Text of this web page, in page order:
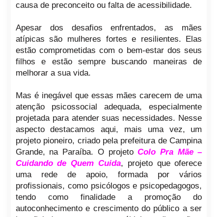
causa de preconceito ou falta de acessibilidade.
Apesar dos desafios enfrentados, as mães
atípicas são mulheres fortes e resilientes. Elas
estão comprometidas com o bem-estar dos seus
filhos e estão sempre buscando maneiras de
melhorar a sua vida.
Mas é inegável que essas mães carecem de uma
atenção psicossocial adequada, especialmente
projetada para atender suas necessidades. Nesse
aspecto destacamos aqui, mais uma vez, um
projeto pioneiro, criado pela prefeitura de Campina
Grande, na Paraíba. O projetoColo Pra Mãe –
Cuidando de Quem Cuida, projeto que oferece
uma rede de apoio, formada por vários
profissionais, como psicólogos e psicopedagogos,
tendo como finalidade a promoção do
autoconhecimento e crescimento do público a ser